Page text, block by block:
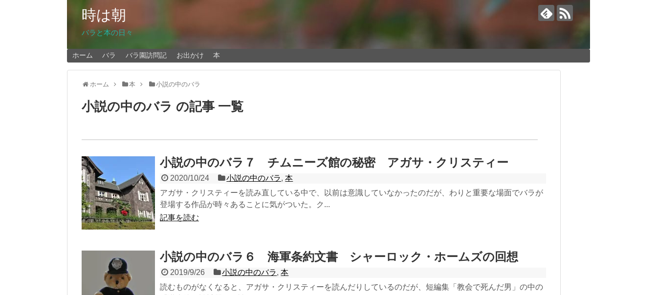
時は朝
バラと本の日々
ホーム バラ バラ園訪問記 お出かけ 本
ホーム 本 小説の中のバラ
小説の中のバラ の記事 一覧
小説の中のバラ７ チムニーズ館の秘密 アガサ・クリスティー
2020/10/24 小説の中のバラ,本
アガサ・クリスティーを読み直している中で、以前は意識していなかったのだが、わりと重要な場面でバラが
登場する作品が時々あることに気がついた。ク...
記事を読む
小説の中のバラ６ 海軍条約文書 シャーロック・ホームズの回想
2019/9/26 小説の中のバラ,本
読むものがなくなると、アガサ・クリスティーを読んだりしているのだが、短編集「教会で死んだ男」の中の